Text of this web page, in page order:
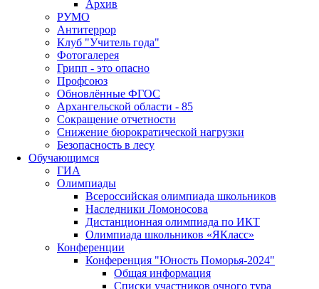
Архив
РУМО
Антитеррор
Клуб "Учитель года"
Фотогалерея
Грипп - это опасно
Профсоюз
Обновлённые ФГОС
Архангельской области - 85
Сокращение отчетности
Снижение бюрократической нагрузки
Безопасность в лесу
Обучающимся
ГИА
Олимпиады
Всероссийская олимпиада школьников
Наследники Ломоносова
Дистанционная олимпиада по ИКТ
Олимпиада школьников «ЯКласс»
Конференции
Конференция "Юность Поморья-2024"
Общая информация
Списки участников очного тура